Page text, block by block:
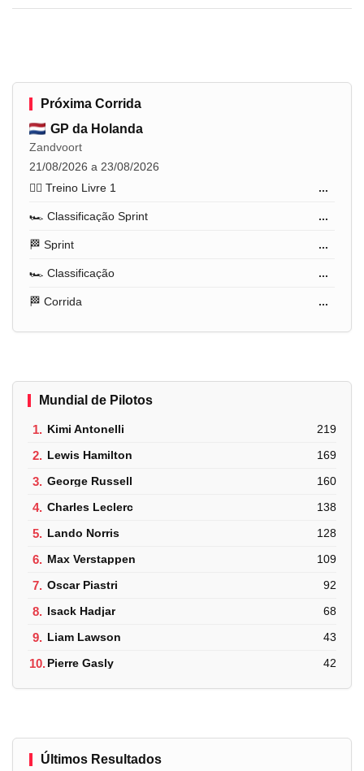
Próxima Corrida
GP da Holanda
Zandvoort
21/08/2026 a 23/08/2026
🏋️‍♂️ Treino Livre 1
...
🏎️ Classificação Sprint ...
🏁 Sprint ...
🏎️ Classificação ...
🏁 Corrida ...
Mundial de Pilotos
1. Kimi Antonelli 219
2. Lewis Hamilton 169
3. George Russell 160
4. Charles Leclerc 138
5. Lando Norris 128
6. Max Verstappen 109
7. Oscar Piastri 92
8. Isack Hadjar 68
9. Liam Lawson 43
10.Pierre Gasly 42
Últimos Resultados